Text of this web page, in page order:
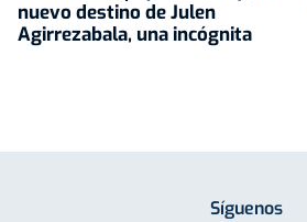
nuevo destino de Julen
Agirrezabala, una incógnita
Síguenos